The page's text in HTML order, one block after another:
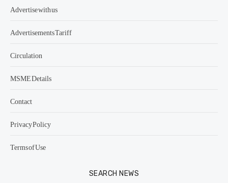
Advertise with us
Advertisements Tariff
Circulation
MSME Details
Contact
Privacy Policy
Terms of Use
SEARCH NEWS